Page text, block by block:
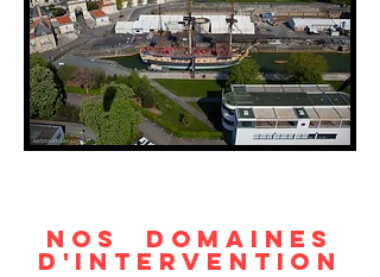
Nos domaines
d'intervention